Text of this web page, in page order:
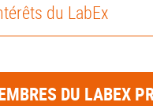
du LabEx
DU LABEX